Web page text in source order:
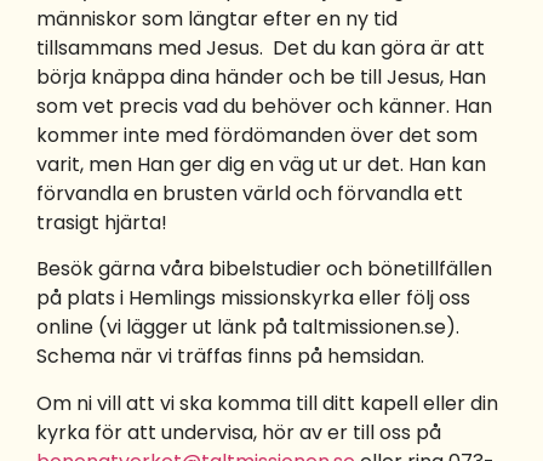
människor som längtar efter en ny tid
tillsammans med Jesus. Det du kan göra är att
börja knäppa dina händer och be till Jesus, Han
som vet precis vad du behöver och känner. Han
kommer inte med fördömanden över det som
varit, men Han ger dig en väg ut ur det. Han kan
förvandla en brusten värld och förvandla ett
trasigt hjärta!
Besök gärna våra bibelstudier och bönetillfällen
på plats i Hemlings missionskyrka eller följ oss
online (vi lägger ut länk på taltmissionen.se).
Schema när vi träffas finns på hemsidan.
Om ni vill att vi ska komma till ditt kapell eller din
kyrka för att undervisa, hör av er till oss på